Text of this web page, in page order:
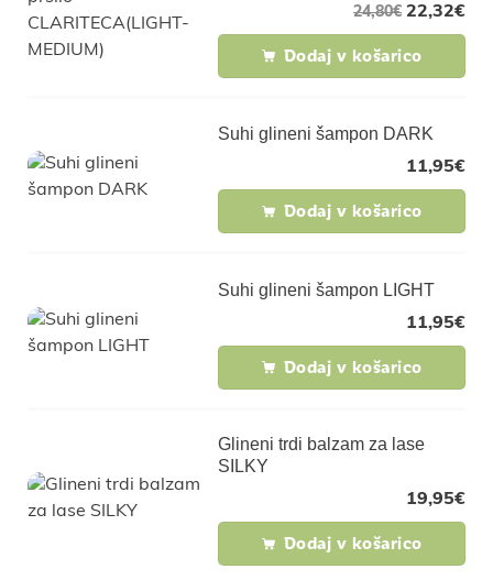
22,32€
24,80€
Dodaj v košarico
Suhi glineni šampon DARK
11,95€
Dodaj v košarico
Suhi glineni šampon LIGHT
11,95€
Dodaj v košarico
Glineni trdi balzam za lase
SILKY
19,95€
Dodaj v košarico